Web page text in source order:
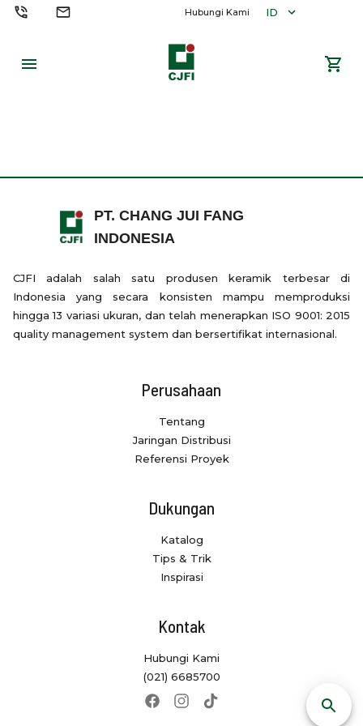
Hubungi Kami ID
PT. CHANG JUI FANG
INDONESIA
CJFI adalah salah satu produsen keramik terbesar di
Indonesia yang secara konsisten mampu memproduksi
hingga 13 variasi ukuran, dan telah menerapkan ISO 9001: 2015
quality management system dan bersertifikat internasional.
Perusahaan
Tentang
Jaringan Distribusi
Referensi Proyek
Dukungan
Katalog
Tips & Trik
Inspirasi
Kontak
Hubungi Kami
(021) 6685700